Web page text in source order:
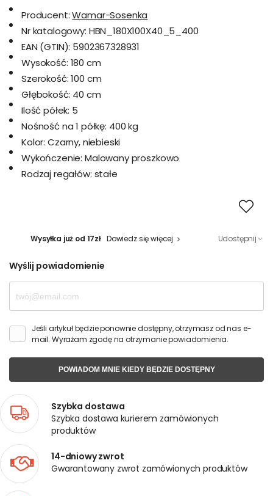
Producent: Wamar-Sosenka
Nr katalogowy: HBN_180X100X40_5_400
EAN (GTIN): 5902367328931
Wysokość: 180 cm
Szerokość: 100 cm
Głębokość: 40 cm
Ilość półek: 5
Nośność na 1 półkę: 400 kg
Kolor: Czarny, niebieski
Wykończenie: Malowany proszkowo
Rodzaj regałów: stałe
Wysyłka już od 17zł Dowiedz się więcej Udostępnij
Wyślij powiadomienie
Jeśli artykuł będzie ponownie dostępny, otrzymasz od nas e-
mail. Wyrażam zgodę na otrzymanie powiadomienia.
POWIADOM MNIE KIEDY BĘDZIE DOSTĘPNY
Szybka dostawa
Szybka dostawa kurierem zamówionych
produktów
14-dniowy zwrot
Gwarantowany zwrot zamówionych produktów